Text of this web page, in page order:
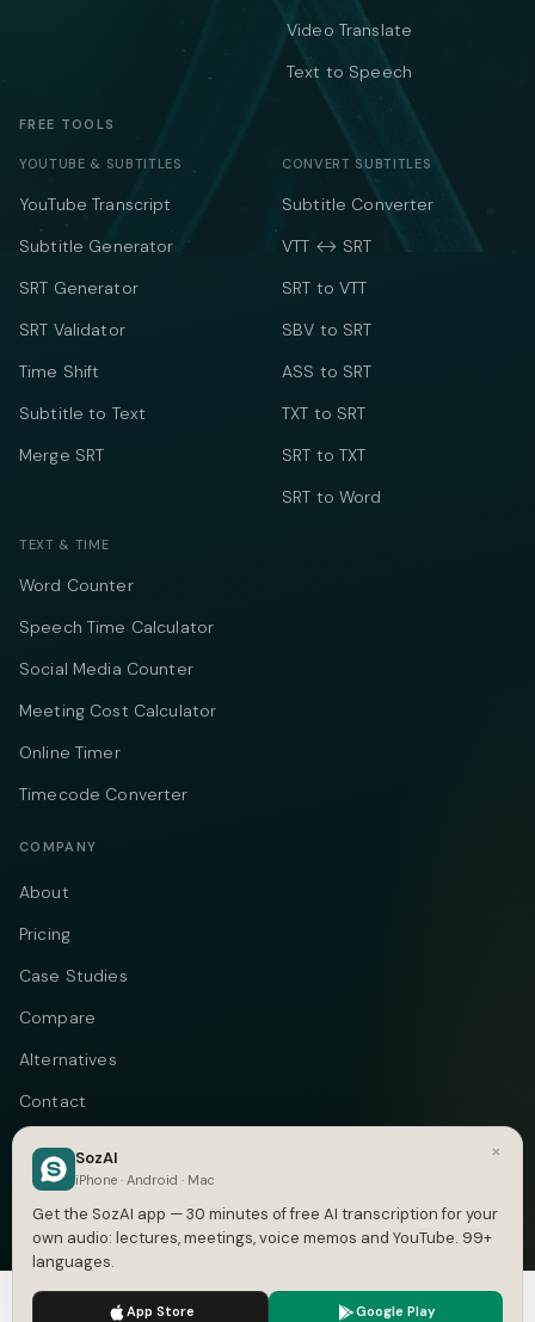
Video Translate
Text to Speech
FREE TOOLS
YOUTUBE & SUBTITLES
YouTube Transcript
Subtitle Generator
SRT Generator
SRT Validator
Time Shift
Subtitle to Text
Merge SRT
CONVERT SUBTITLES
Subtitle Converter
VTT ↔ SRT
SRT to VTT
SBV to SRT
ASS to SRT
TXT to SRT
SRT to TXT
SRT to Word
TEXT & TIME
Word Counter
Speech Time Calculator
Social Media Counter
Meeting Cost Calculator
Online Timer
Timecode Converter
COMPANY
About
Pricing
Case Studies
Compare
Alternatives
Contact
Blog
Privacy
Terms
DMCA
We use cookies to enhance your experience.
×
SozAI
iPhone · Android · Mac
Get the SozAI app — 30 minutes of free AI transcription for your
own audio: lectures, meetings, voice memos and YouTube. 99+
languages.
App Store Google Play